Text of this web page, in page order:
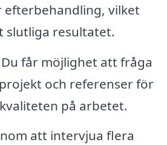
efterbehandling, vilket
slutliga resultatet.
Du får möjlighet att fråga
och referenser för
på arbetet.
att intervjua flera